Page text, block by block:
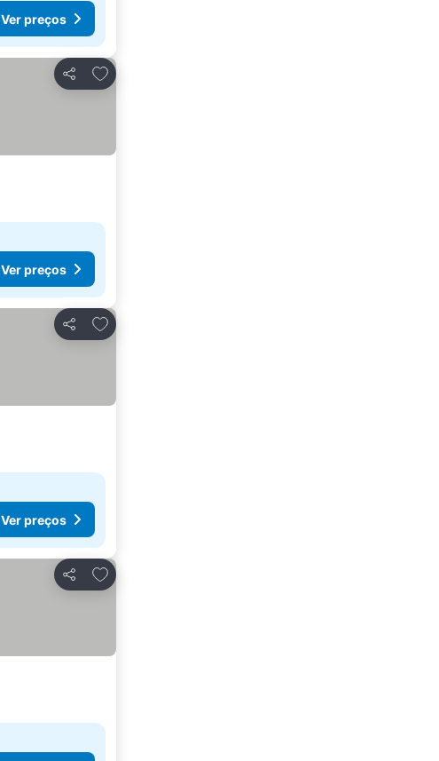
Ver preços
Partilhar
Adicionar aos favoritos
Ver preços
Partilhar
Adicionar aos favoritos
Ver preços
Partilhar
Adicionar aos favoritos